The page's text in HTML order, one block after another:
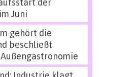
der
Juni
gehört die
beschließt